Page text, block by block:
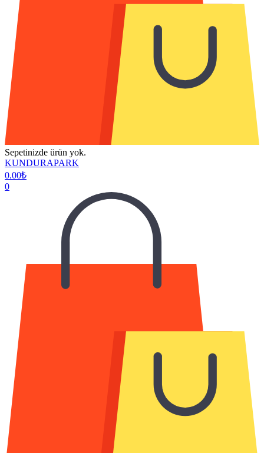
Sepetinizde ürün yok.
KUNDURAPARK
0.00₺
0